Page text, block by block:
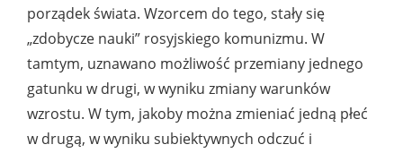
porządek świata. Wzorcem do tego, stały się
„zdobycze nauki” rosyjskiego komunizmu. W
tamtym, uznawano możliwość przemiany jednego
gatunku w drugi, w wyniku zmiany warunków
wzrostu. W tym, jakoby można zmieniać jedną płeć
w drugą, w wyniku subiektywnych odczuć i